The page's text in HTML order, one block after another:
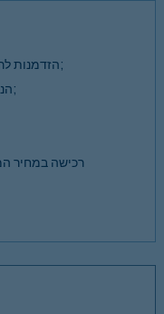
הזדמנות לרכוש השקעה קמעונאית בדרום מזרח;
הנכס ממוקם בלב מרכז העיר מיידסטון;
רכישה במחיר